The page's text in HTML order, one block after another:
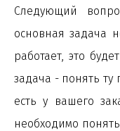
Следующий
основная задача
работает, это
задача - понять ту
есть у вашего
необходимо